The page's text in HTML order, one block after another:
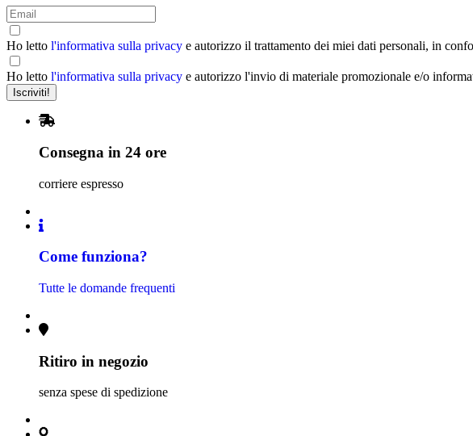
Ho letto l'informativa sulla privacy e autorizzo il trattamento dei miei dati personali, in
Ho letto l'informativa sulla privacy e autorizzo l'invio di materiale promozionale e/o
Consegna in 24 ore
corriere espresso
Come funziona?
Tutte le domande frequenti
Ritiro in negozio
senza spese di spedizione